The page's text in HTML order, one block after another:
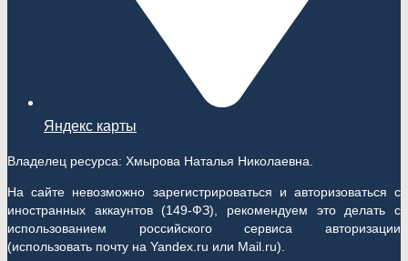
Яндекс карты
Владелец ресурса: Хмырова Наталья Николаевна.
На сайте невозможно зарегистрироваться и авторизоваться с
иностранных аккаунтов (149-ФЗ), рекомендуем это делать с
использованием российского сервиса авторизации
(использовать почту на Yandex.ru или Mail.ru).